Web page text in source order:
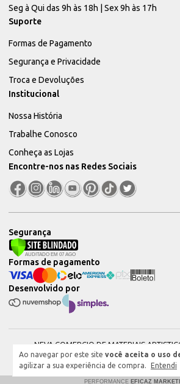
Ao navegar por este site você aceita o uso
agilizar a sua experiência de compra.
Entendi
Seg à Qui das 9h às 18h | Sex 9h às 17h
Suporte
Formas de Pagamento
Segurança e Privacidade
Troca e Devoluções
Institucional
Nossa História
Trabalhe Conosco
Conheça as Lojas
Encontre-nos nas Redes Sociais
Segurança
Desenvolvido por
Formas de pagamento
NEVA COMERCIO DE MATERIAIS
51604544000101 © 2026. Todos os